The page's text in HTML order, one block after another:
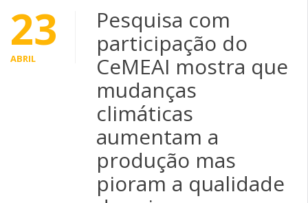
23
ABRIL
Pesquisa com
participação do
CeMEAI mostra que
mudanças
climáticas
aumentam a
produção mas
pioram a qualidade